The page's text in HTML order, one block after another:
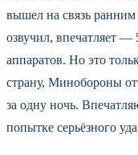
вышел на связь
озвучил, впечатляет —
аппаратов. Но это
страну, Минобороны
за одну ночь.
попытке серьёзного